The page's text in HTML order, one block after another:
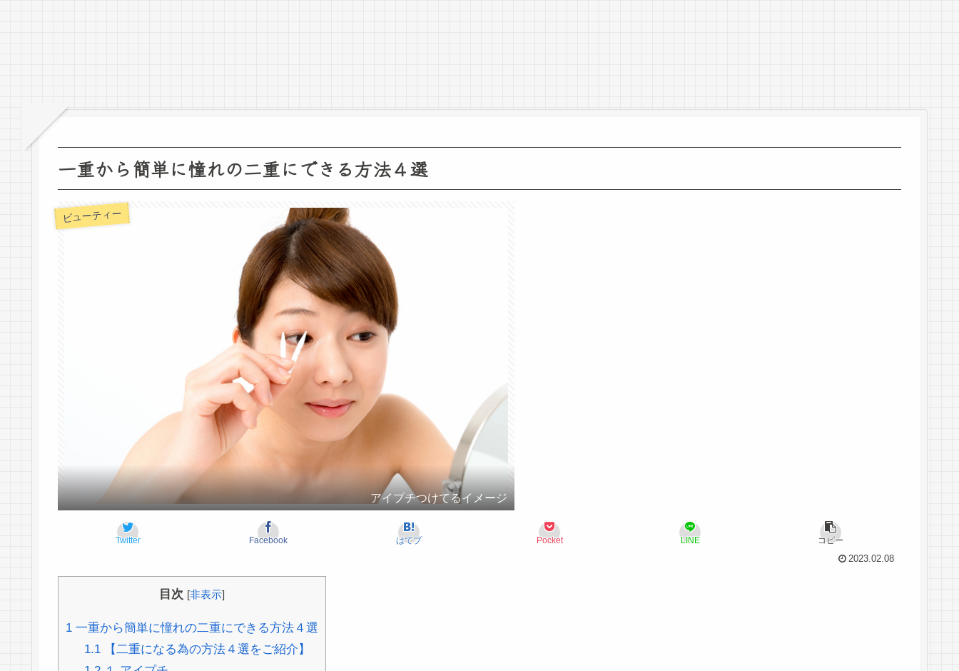
一重から簡単に憧れの二重にできる方法４選
ビューティー
アイプチつけてるイメージ
Twitter Facebook はてブ Pocket LINE
コピー
2023.02.08
目次 [非表示]
1 一重から簡単に憧れの二重にできる方法４選
1.1【二重になる為の方法４選をご紹介】